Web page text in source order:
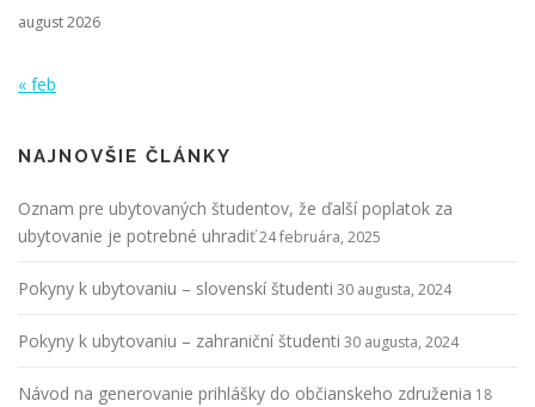
august 2026
« feb
NAJNOVŠIE ČLÁNKY
Oznam pre ubytovaných študentov, že ďalší poplatok za
ubytovanie je potrebné uhradiť24 februára, 2025
Pokyny k ubytovaniu – slovenskí študenti 30 augusta, 2024
Pokyny k ubytovaniu – zahraniční študenti 30 augusta, 2024
Návod na generovanie prihlášky do občianskeho združenia 18